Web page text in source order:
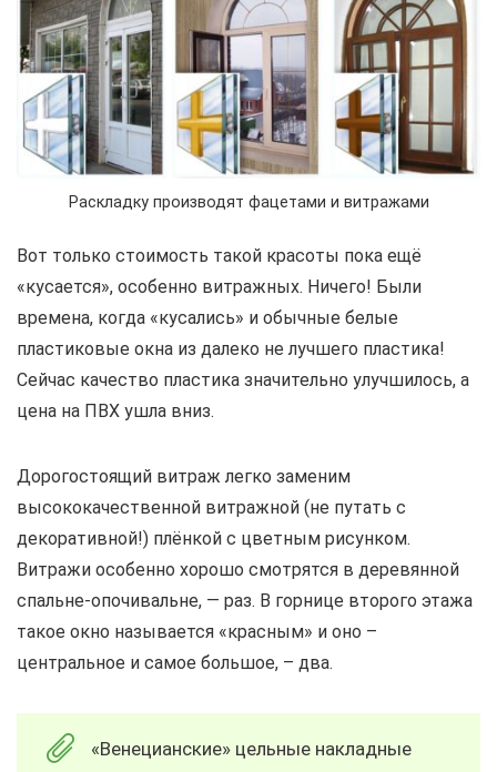
Раскладку производят фацетами и витражами
Вот только стоимость такой красоты пока ещё
«кусается», особенно витражных. Ничего! Были
времена, когда «кусались» и обычные белые
пластиковые окна из далеко не лучшего пластика!
Сейчас качество пластика значительно улучшилось, а
цена на ПВХ ушла вниз.
Дорогостоящий витраж легко заменим
высококачественной витражной (не путать с
декоративной!) плёнкой с цветным рисунком.
Витражи особенно хорошо смотрятся в деревянной
спальне-опочивальне, — раз. В горнице второго этажа
такое окно называется «красным» и оно –
центральное и самое большое, – два.
«Венецианские» цельные накладные